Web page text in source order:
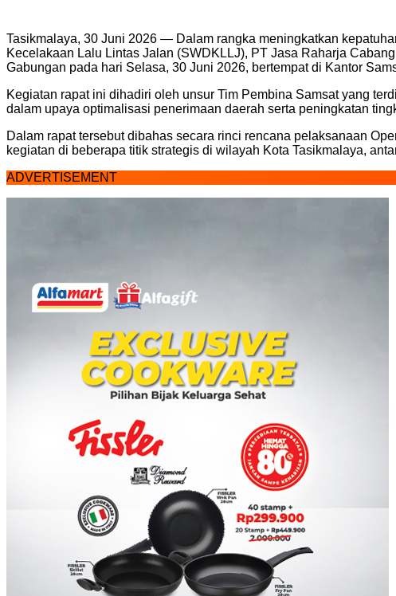
Tasikmalaya, 30 Juni 2026 — Dalam rangka meningkatkan
Kecelakaan Lalu Lintas Jalan (SWDKLLJ), PT Jasa Raharja
Gabungan pada hari Selasa, 30 Juni 2026, bertempat di Kantor
Kegiatan rapat ini dihadiri oleh unsur Tim Pembina Samsat yang
dalam upaya optimalisasi penerimaan daerah serta peningkatan
Dalam rapat tersebut dibahas secara rinci rencana pelaksanaan
kegiatan di beberapa titik strategis di wilayah Kota Tasikmalaya,
ADVERTISEMENT